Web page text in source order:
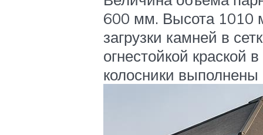
600 мм. Высота 1010
загрузки камней в
огнестойкой краской
колосники выполнены